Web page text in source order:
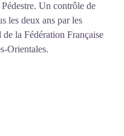
Un contrôle de
les deux ans par les
la Fédération Française
Orientales.